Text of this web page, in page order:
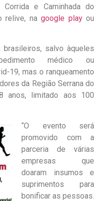
e Caminhada do
relive, na google play ou
salvo àqueles
médico ou
19, mas o ranqueamento
da Região Serrana do
anos, limitado aos 100
“O evento será
promovido com a
parceria de várias
empresas que
doaram insumos e
suprimentos para
bonificar as pessoas.